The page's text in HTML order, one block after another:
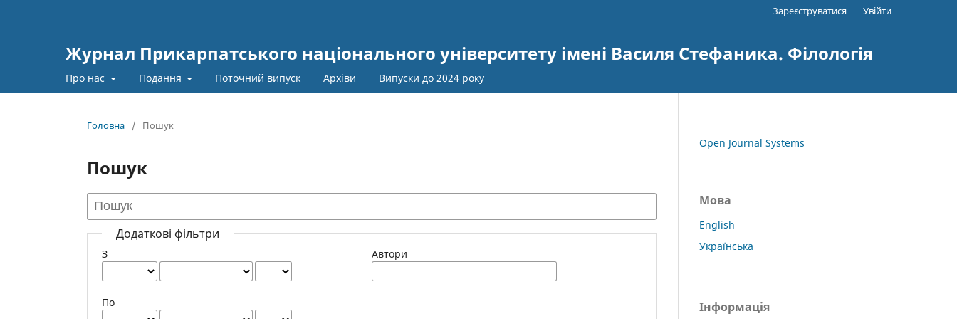
Журнал Прикарпатського національного університету імені Василя Стефаника. Філологія
Про нас Подання Поточний випуск Архіви Випуски до 2024 року
Зареєструватися Увійти
Головна / Пошук
Пошук
Додаткові фільтри
З
По
Автори
Open Journal Systems
Мова
English
Українська
Інформація